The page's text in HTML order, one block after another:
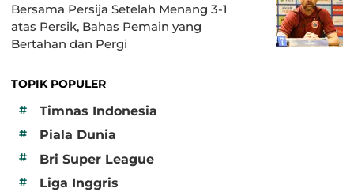
Bersama Persija Setelah Menang 3-1
atas Persik, Bahas Pemain yang
Bertahan dan Pergi
TOPIK POPULER
#
Timnas Indonesia
# Piala Dunia
# Bri Super League
# Liga Inggris